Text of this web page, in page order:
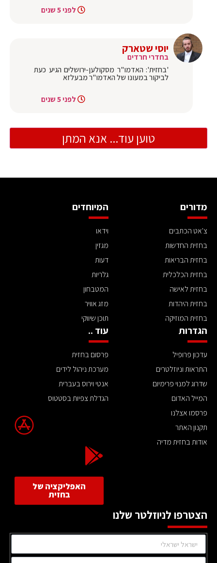
לפני 5 שנים
יוסי שטארק
בחדרי חרדים
'בחזית': האדמו"ר מסקולען-ירושלים הגיע כעת
לביקור במעונו של האדמו"ר מבעלזא
לפני 5 שנים
טוען עוד... אנא המתן
מדורים
צ'אט הכתבים
בחזית החדשות
בחזית הבריאות
בחזית הכלכלית
בחזית לאישה
בחזית היהדות
בחזית המוזיקה
המיוחדים
וידאו
מגזין
דעות
גלריות
המטבחון
מזג אוויר
תוכן שיווקי
הגדרות
עדכון פרופיל
התראות וניוזלטרים
שדרוג למנוי פרימיום
המייל האדום
פרסמו אצלנו
תקנון האתר
אודות בחזית מדיה
עוד ..
פרסום בחזית
מערכת ניהול לידים
אנטי וירוס בעברית
הגדלת צפיות בסטטוס
האפליקציה של
בחזית
הצטרפו לניוזלטר שלנו